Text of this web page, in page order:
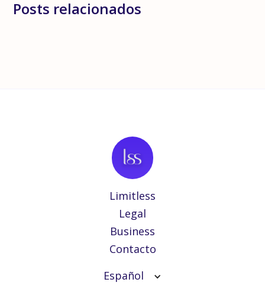
Posts relacionados
Limitless
Legal
Business
Contacto
Español